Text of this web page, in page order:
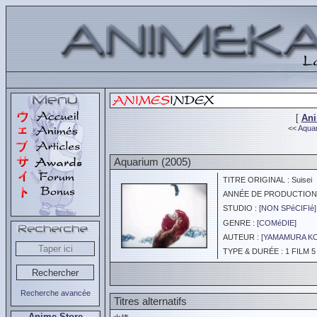
Recherche avancée
[
<<
Aquarium (2005)
TITRE ORIGINAL : Suisei
ANNÉE DE
STUDIO : [NON SPéCIFIé]
GENRE : [COMéDIE]
AUTEUR : [YAMAMURA
TYPE & DURÉE : 1 FILM
Titres alternatifs